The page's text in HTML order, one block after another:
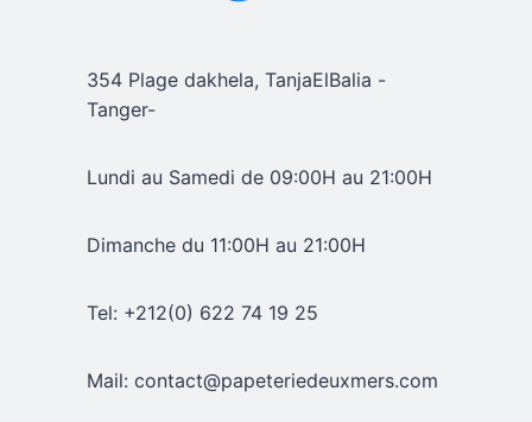
354 Plage dakhela, TanjaElBalia -
Tanger-
Lundi au Samedi de 09:00H au 21:00H
Dimanche du 11:00H au 21:00H
Tel: +212(0) 622 74 19 25
Mail: contact@papeteriedeuxmers.com